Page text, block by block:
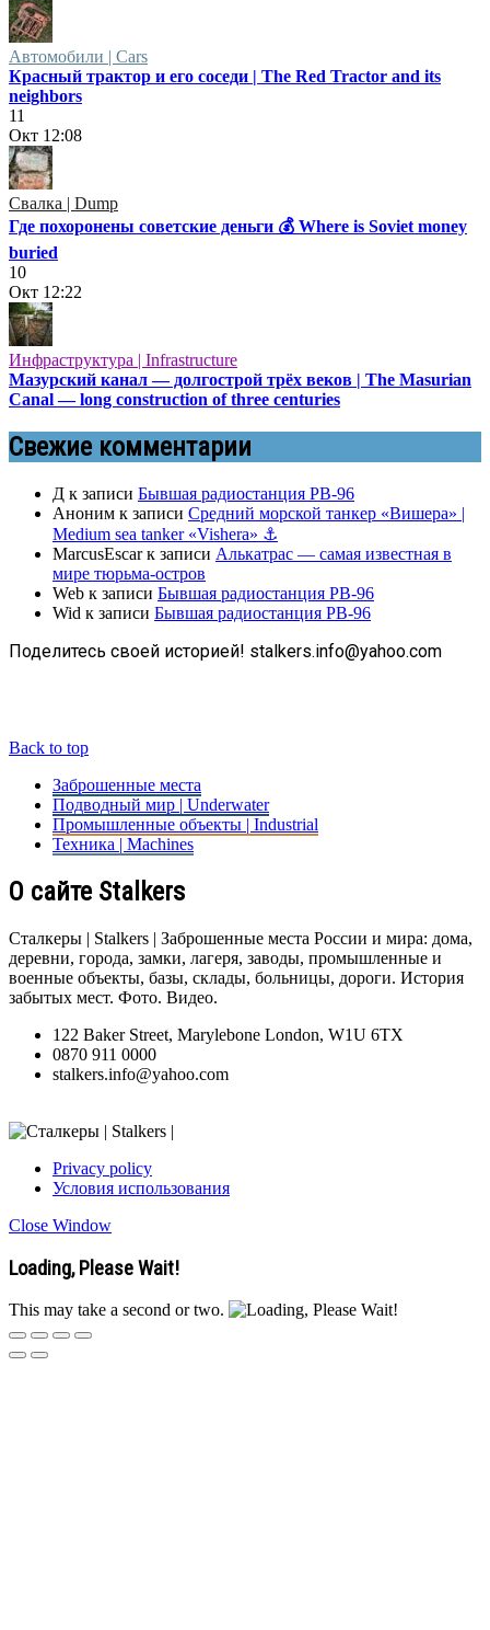
Автомобили | Cars
Красный трактор и его соседи | The Red Tractor and its
neighbors
11
Окт 12:08
Свалка | Dump
Где похоронены советские деньги 💰 Where is Soviet money
buried
10
Окт 12:22
Инфраструктура | Infrastructure
Мазурский канал — долгострой трёх веков | The Masurian
Canal — long construction of three centuries
Свежие комментарии
Д к записи Бывшая радиостанция РВ-96
Аноним к записи Средний морской танкер «Вишера» |
Medium sea tanker «Vishera» ⚓
MarcusEscarк записи Алькатрас — самая известная в
мире тюрьма-остров
Web к записи Бывшая радиостанция РВ-96
Wid к записи Бывшая радиостанция РВ-96
Поделитесь своей историей! stalkers.info@yahoo.com
Back to top
Заброшенные места
Подводный мир | Underwater
Промышленные объекты | Industrial
Техника | Machines
О сайте Stalkers
Сталкеры | Stalkers | Заброшенные места России и мира: дома,
деревни, города, замки, лагеря, заводы, промышленные и
военные объекты, базы, склады, больницы, дороги. История
забытых мест. Фото. Видео.
122 Baker Street, Marylebone London, W1U 6TX
0870 911 0000
stalkers.info@yahoo.com
Privacy policy
Условия использования
Close Window
Loading, Please Wait!
This may take a second or two.